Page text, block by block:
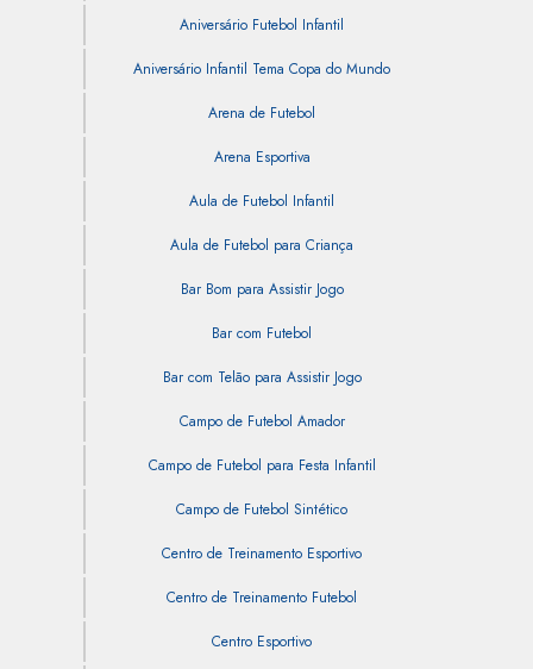
Aniversário Futebol Infantil
Aniversário Infantil Tema Copa do Mundo
Arena de Futebol
Arena Esportiva
Aula de Futebol Infantil
Aula de Futebol para Criança
Bar Bom para Assistir Jogo
Bar com Futebol
Bar com Telão para Assistir Jogo
Campo de Futebol Amador
Campo de Futebol para Festa Infantil
Campo de Futebol Sintético
Centro de Treinamento Esportivo
Centro de Treinamento Futebol
Centro Esportivo